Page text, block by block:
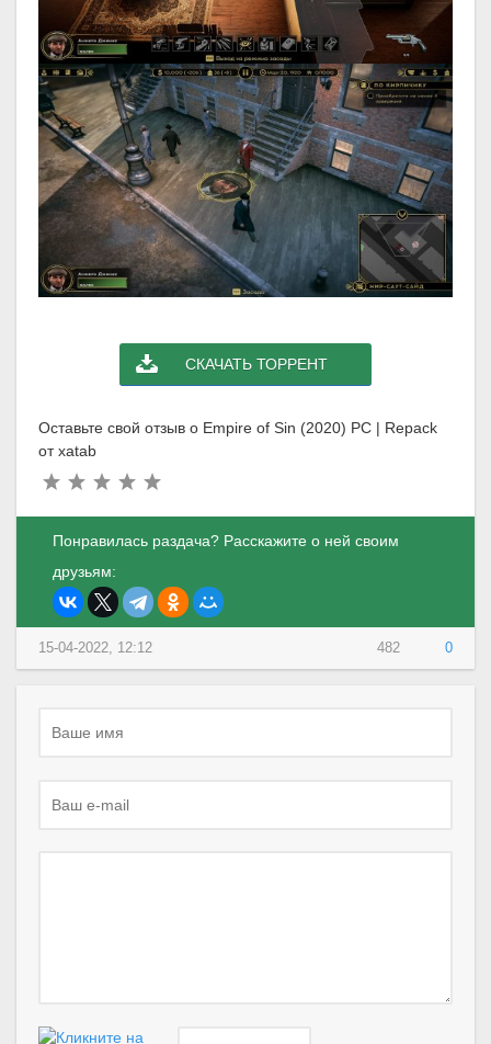
СКАЧАТЬ ТОРРЕНТ
Оставьте свой отзыв о Empire of Sin (2020) PC | Repack
от xatab
Понравилась раздача? Расскажите о ней своим
друзьям:
482 0
15-04-2022, 12:12